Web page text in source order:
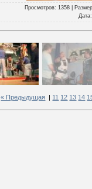
Просмотров: 1358 |
Дата
« Предыдущая 11 12 13 14